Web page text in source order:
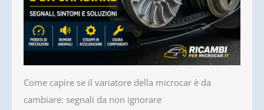
Come capire se il variatore della microcar è da
cambiare: segnali da non ignorare